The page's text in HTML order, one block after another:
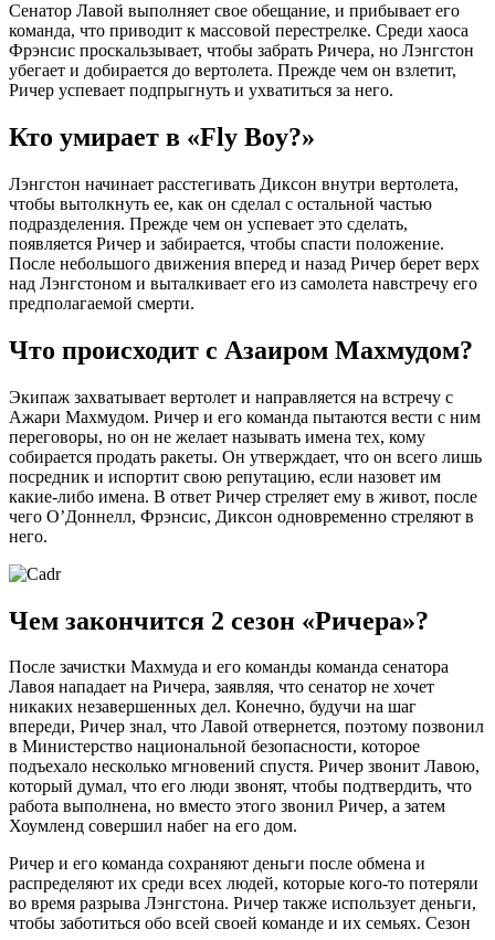
Сенатор Лавой выполняет свое обещание, и прибывает его
команда, что приводит к массовой перестрелке. Среди хаоса
Фрэнсис проскальзывает, чтобы забрать Ричера, но Лэнгстон
убегает и добирается до вертолета. Прежде чем он взлетит,
Ричер успевает подпрыгнуть и ухватиться за него.
Кто умирает в «Fly Boy?»
Лэнгстон начинает расстегивать Диксон внутри вертолета,
чтобы вытолкнуть ее, как он сделал с остальной частью
подразделения. Прежде чем он успевает это сделать,
появляется Ричер и забирается, чтобы спасти положение.
После небольшого движения вперед и назад Ричер берет верх
над Лэнгстоном и выталкивает его из самолета навстречу его
предполагаемой смерти.
Что происходит с Азаиром Махмудом?
Экипаж захватывает вертолет и направляется на встречу с
Ажари Махмудом. Ричер и его команда пытаются вести с ним
переговоры, но он не желает называть имена тех, кому
собирается продать ракеты. Он утверждает, что он всего лишь
посредник и испортит свою репутацию, если назовет им
какие-либо имена. В ответ Ричер стреляет ему в живот, после
чего О’Доннелл, Фрэнсис, Диксон одновременно стреляют в
него.
Чем закончится 2 сезон «Ричера»?
После зачистки Махмуда и его команды команда сенатора
Лавоя нападает на Ричера, заявляя, что сенатор не хочет
никаких незавершенных дел. Конечно, будучи на шаг
впереди, Ричер знал, что Лавой отвернется, поэтому позвонил
в Министерство национальной безопасности, которое
подъехало несколько мгновений спустя. Ричер звонит Лавою,
который думал, что его люди звонят, чтобы подтвердить, что
работа выполнена, но вместо этого звонил Ричер, а затем
Хоумленд совершил набег на его дом.
Ричер и его команда сохраняют деньги после обмена и
распределяют их среди всех людей, которые кого-то потеряли
во время разрыва Лэнгстона. Ричер также использует деньги,
чтобы заботиться обо всей своей команде и их семьях. Сезон